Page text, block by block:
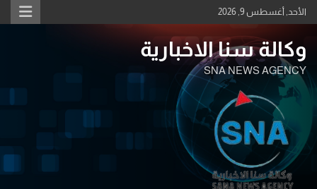
Skip
to
الأحد, أغسطس 9, 2026
وكالة سنا الاخبارية
SNA NEWS AGENCY